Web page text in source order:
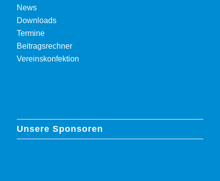
News
Downloads
Termine
Beitragsrechner
Vereinskonfektion
Unsere Sponsoren